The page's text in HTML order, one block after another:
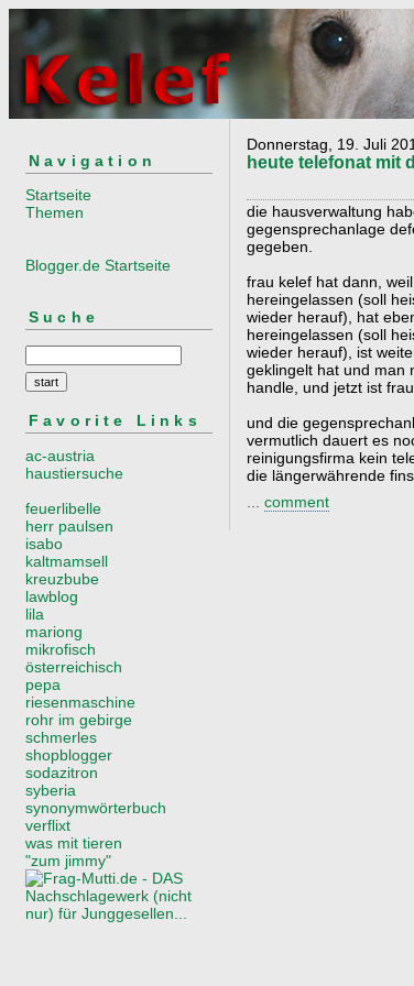
Navigation
Startseite
Themen
Blogger.de Startseite
Suche
Favorite Links
ac-austria
haustiersuche
feuerlibelle
herr paulsen
isabo
kaltmamsell
kreuzbube
lawblog
lila
mariong
mikrofisch
österreichisch
pepa
riesenmaschine
rohr im gebirge
schmerles
shopblogger
sodazitron
syberia
synonymwörterbuch
verflixt
was mit tieren
"zum jimmy"
Donnerstag, 19. Juli
heute telefonat mit
die hausverwaltung
gegensprechanlage
gegeben.
frau kelef hat dann,
hereingelassen (soll
wieder herauf), hat
hereingelassen (soll
wieder herauf), ist
geklingelt hat und man
handle, und jetzt ist
und die
vermutlich dauert es
reinigungsfirma kein
die längerwährende
comment